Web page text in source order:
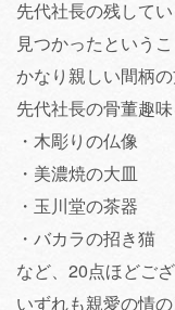
先代社長の残して
見つかったというこ
かなり親しい間柄
先代社長の骨董趣
・木彫りの仏像
・美濃焼の大皿
・玉川堂の茶器
・バカラの招き猫
など、20点ほどござ
いずれも親愛の情の